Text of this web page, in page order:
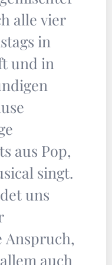
alle vier
in
und in
aus Pop,
singt.
uns
Anspruch,
auch